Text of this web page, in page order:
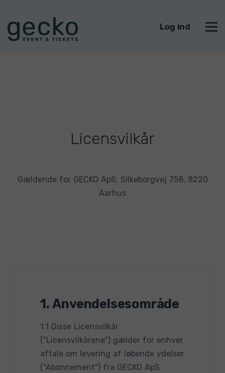
Log ind
Licensvilkår
Gældende for GECKO ApS, Silkeborgvej 758, 8220
Aarhus
1. Anvendelsesområde
1.1 Disse Licensvilkår
("Licensvilkårene") gælder for enhver
aftale om levering af løbende ydelser
("Abonnement") fra GECKO ApS